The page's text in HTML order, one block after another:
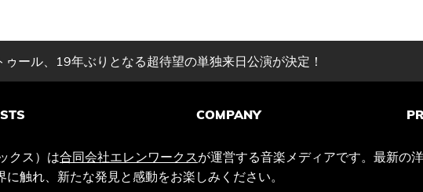
ゥール、19年ぶりとなる超待望の単独来日公演が決定！
COMPANY
クス）は合同会社エレンワークスが運営する音楽メディアです。最新の
触れ、新たな発見と感動をお楽しみください。